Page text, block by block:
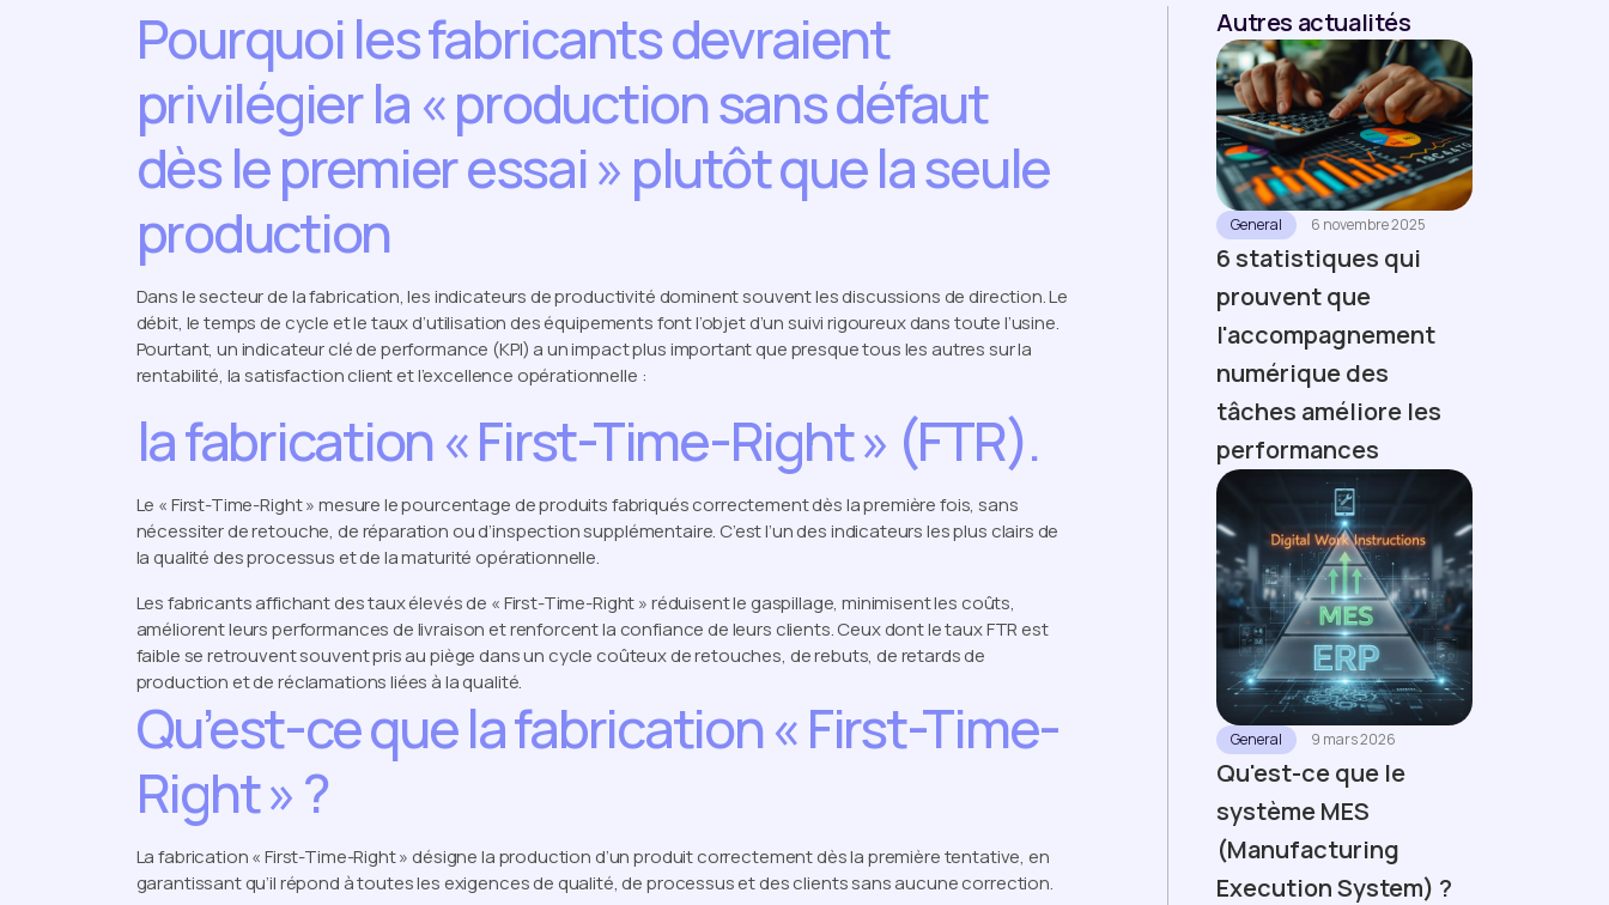
Pourquoi les fabricants devraient
privilégier la « production sans défaut
dès le premier essai » plutôt que la seule
production
Dans le secteur de la fabrication, les indicateurs de productivité dominent souvent les discussions de direction. Le
débit, le temps de cycle et le taux d’utilisation des équipements font l’objet d’un suivi rigoureux dans toute l’usine.
Pourtant, un indicateur clé de performance (KPI) a un impact plus important que presque tous les autres sur la
rentabilité, la satisfaction client et l’excellence opérationnelle :
la fabrication « First-Time-Right » (FTR).
Le « First-Time-Right » mesure le pourcentage de produits fabriqués correctement dès la première fois, sans
nécessiter de retouche, de réparation ou d’inspection supplémentaire. C’est l’un des indicateurs les plus clairs de
la qualité des processus et de la maturité opérationnelle.
Les fabricants affichant des taux élevés de « First-Time-Right » réduisent le gaspillage, minimisent les coûts,
améliorent leurs performances de livraison et renforcent la confiance de leurs clients. Ceux dont le taux FTR est
faible se retrouvent souvent pris au piège dans un cycle coûteux de retouches, de rebuts, de retards de
production et de réclamations liées à la qualité.
Qu’est-ce que la fabrication « First-Time-
Right » ?
La fabrication « First-Time-Right » désigne la production d’un produit correctement dès la première tentative, en
garantissant qu’il répond à toutes les exigences de qualité, de processus et des clients sans aucune correction.
Autres actualités
General 6 novembre 2025
6 statistiques qui
prouvent que
l'accompagnement
numérique des
tâches améliore les
performances
General 9 mars 2026
Qu'est-ce que le
système MES
(Manufacturing
Execution System) ?